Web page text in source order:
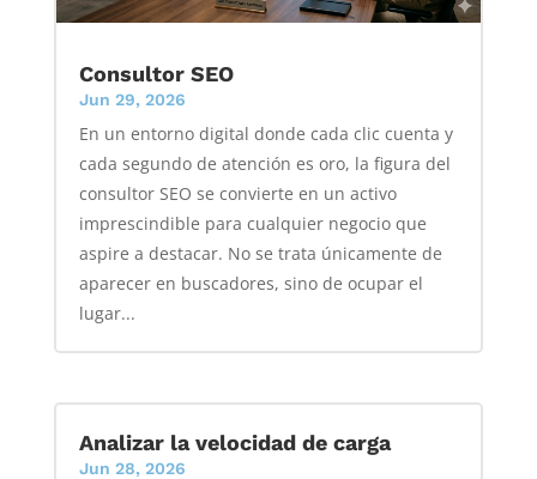
Consultor SEO
Jun 29, 2026
En un entorno digital donde cada clic cuenta y
cada segundo de atención es oro, la figura del
consultor SEO se convierte en un activo
imprescindible para cualquier negocio que
aspire a destacar. No se trata únicamente de
aparecer en buscadores, sino de ocupar el
lugar...
Analizar la velocidad de carga
Jun 28, 2026